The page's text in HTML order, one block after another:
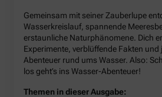
Gemeinsam mit seiner Zauberlupe
Wasserkreislauf, spannende
erstaunliche Naturphänomene. Dich
Experimente, verblüffende Fakten und
Abenteuer rund ums Wasser. Also:
los geht’s ins Wasser-Abenteuer!
Themen in dieser Ausgabe: